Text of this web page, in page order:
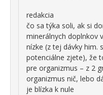
redakcia
čo sa týka soli, ak si
minerálnych doplnkov
nízke (z tej dávky him.
potenciálne zjete), že
pre organizmus – z 2
organizmus nič, lebo
je blízka k nule